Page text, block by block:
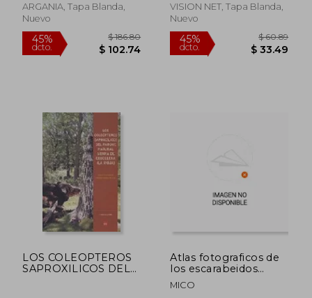
ARGANIA, Tapa Blanda,
Nuevo
45%
dcto.
$ 186.80
$ 102.74
VISION NET, Tapa Blanda,
Nuevo
LOS COLEOPTEROS
SAPROXILICOS DEL
Atlas fotograficos de
los escarabeidos
floricolas
iberobaleres
MICO